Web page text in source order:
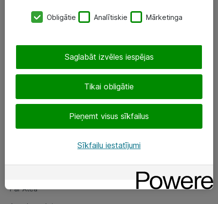
SIA „ATEA”
eShop@atea.lv
Sekojiet mums
Par Atea
Par Atea
Obligātie Analītiskie Mārketinga
Tikai obligātie
Pieņemt visus sīkfailus
Saglabāt izvēles iespējas
Sīkfailu iestatījumi